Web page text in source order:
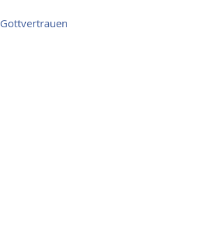
Gottvertrauen